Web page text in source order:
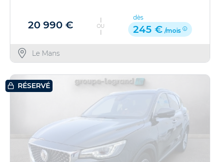
20 990 € OU
dès
245 € /mois
Le Mans
RÉSERVÉ